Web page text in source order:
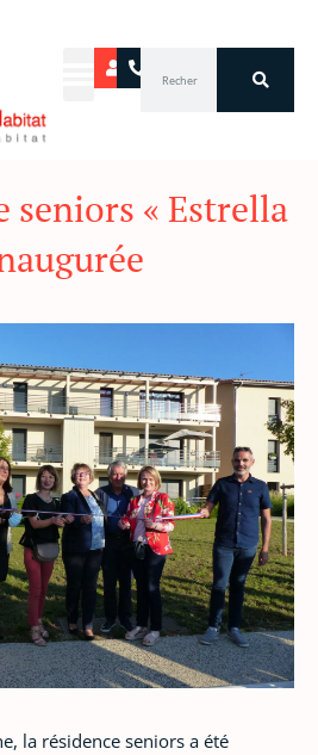
seniors « Estrella
la résidence seniors a été